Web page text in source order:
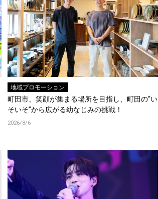
地域プロモーション
町田市、笑顔が集まる場所を目指し、町田の“い
そいそ”から広がる幼なじみの挑戦！
2026/8/6